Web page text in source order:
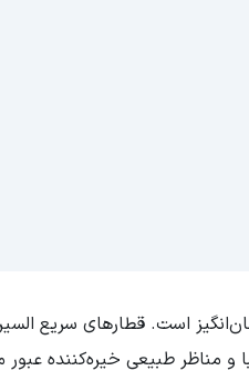
است. قطارهای سریع
و مناظر طبیعی خیره‌کننده